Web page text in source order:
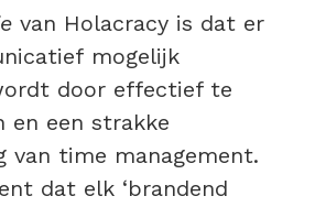
van Holacracy is dat er
mogelijk
door effectief te
en een strakke
van time management.
dat elk ‘brandend